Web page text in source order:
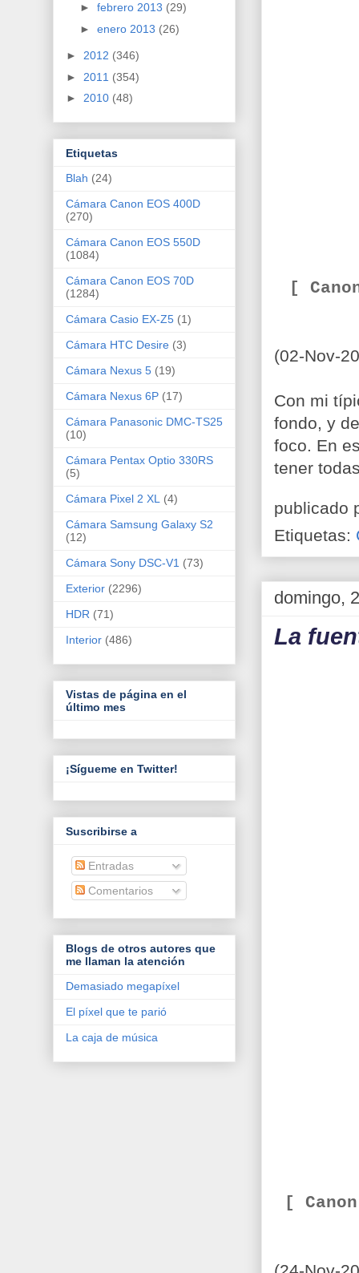
[
(02-Nov-
Con mi
fondo, y
foco. En
tener
publicado
Etiquetas:
domingo,
La
[
► febrero 2013 (29)
► enero 2013 (26)
► 2012 (346)
► 2011 (354)
► 2010 (48)
Etiquetas
Blah (24)
Cámara Canon EOS 400D
(270)
Cámara Canon EOS 550D
(1084)
Cámara Canon EOS 70D
(1284)
Cámara Casio EX-Z5 (1)
Cámara HTC Desire (3)
Cámara Nexus 5 (19)
Cámara Nexus 6P (17)
Cámara Panasonic DMC-TS25
(10)
Cámara Pentax Optio 330RS
(5)
Cámara Pixel 2 XL
(4)
Cámara Samsung Galaxy S2
(12)
Cámara Sony DSC-V1 (73)
Exterior (2296)
HDR (71)
Interior (486)
Vistas de página en el
último mes
¡Sígueme en Twitter!
Suscribirse a
Entradas
Comentarios
Blogs de otros autores que
me llaman la atención
Demasiado megapíxel
El píxel que te parió
La caja de música